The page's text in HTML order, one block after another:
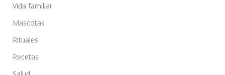
Vida familiar
Mascotas
Rituales
Recetas